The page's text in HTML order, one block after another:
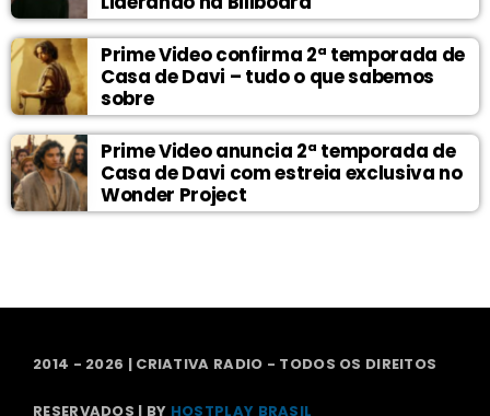
Prime Video confirma 2ª temporada de
Casa de Davi – tudo o que sabemos
sobre
Prime Video anuncia 2ª temporada de
Casa de Davi com estreia exclusiva no
Wonder Project
2014 - 2026 | CRIATIVA RADIO - TODOS OS DIREITOS
RESERVADOS | BY HOSTPLAY BRASIL